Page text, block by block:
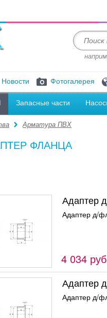
Новости Фотогалерея
Запасные части
Арматура ПВХ
ФЛАНЦА
Адаптер
Адаптер д/
4 034
Адаптер
Адаптер д/